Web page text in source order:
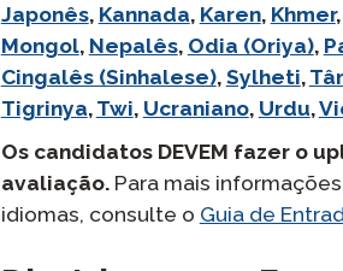
Japonês, Kannada, Karen, Khmer,
Mongol, Nepalês, Odia (Oriya),
Cingalês (Sinhalese), Sylheti,
Tigrinya, Twi, Ucraniano, Urdu,
Os candidatos DEVEM fazer o
avaliação. Para mais
idiomas, consulte o Guia de